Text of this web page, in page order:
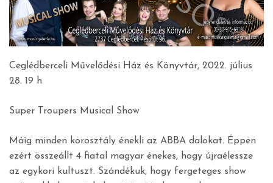
Ceglédberceli Művelődési Ház és Könyvtár, 2022. július
28. 19 h
Super Troupers Musical Show
Máig minden korosztály énekli az ABBA dalokat. Éppen
ezért összeállt 4 fiatal magyar énekes, hogy újraélessze
az egykori kultuszt. Szándékuk, hogy fergeteges show